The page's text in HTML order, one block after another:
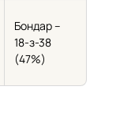
Бондар –
18-з-38
(47%)